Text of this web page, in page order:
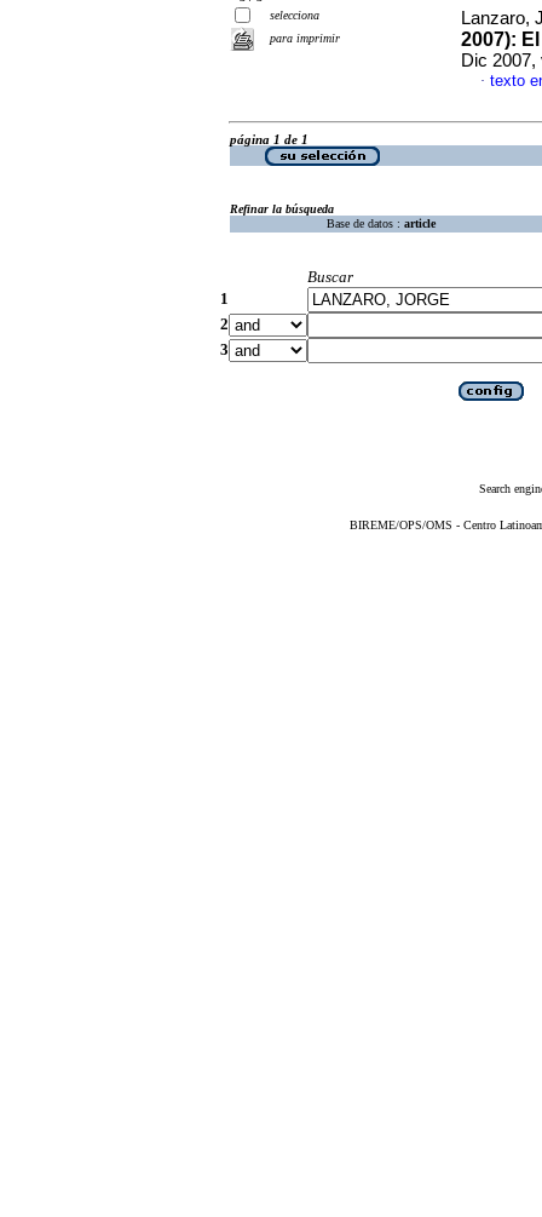
selecciona
para imprimir
Lanzaro,
2007):
Dic 2007,
· texto
página 1 de 1
Refinar la búsqueda
Base de datos : article
Buscar
1
2
3
Search
BIREME/OPS/OMS - Centro